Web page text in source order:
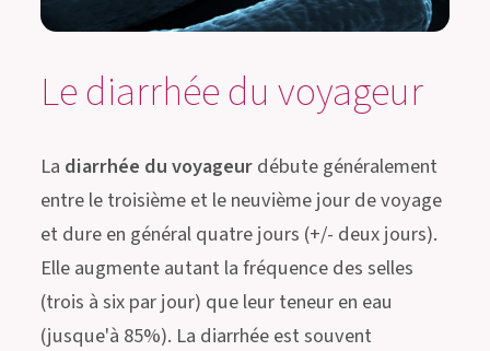
Le diarrhée du voyageur
La diarrhée du voyageurdébute généralement
entre le troisième et le neuvième jour de voyage
et dure en général quatre jours (+/- deux jours).
Elle augmente autant la fréquence des selles
(trois à six par jour) que leur teneur en eau
(jusque'à 85%). La diarrhée est souvent